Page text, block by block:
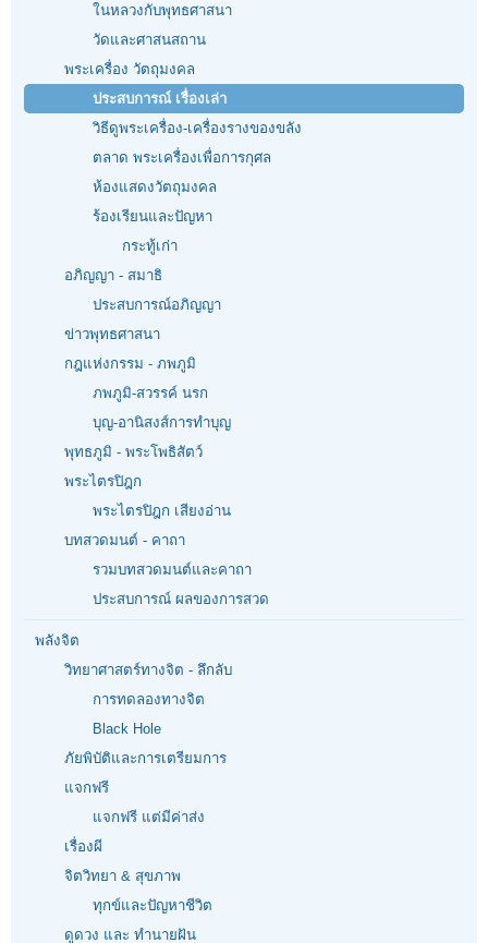
ในหลวงกับพุทธศาสนา
วัดและศาสนสถาน
พระเครื่อง วัตถุมงคล
ประสบการณ์ เรื่องเล่า
วิธีดูพระเครื่อง-เครื่องรางของขลัง
ตลาด พระเครื่องเพื่อการกุศล
ห้องแสดงวัตถุมงคล
ร้องเรียนและปัญหา
กระทู้เก่า
อภิญญา - สมาธิ
ประสบการณ์อภิญญา
ข่าวพุทธศาสนา
กฎแห่งกรรม - ภพภูมิ
ภพภูมิ-สวรรค์ นรก
บุญ-อานิสงส์การทำบุญ
พุทธภูมิ - พระโพธิสัตว์
พระไตรปิฎก
พระไตรปิฎก เสียงอ่าน
บทสวดมนต์ - คาถา
รวมบทสวดมนต์และคาถา
ประสบการณ์ ผลของการสวด
พลังจิต
วิทยาศาสตร์ทางจิต - ลึกลับ
การทดลองทางจิต
Black Hole
ภัยพิบัติและการเตรียมการ
แจกฟรี
แจกฟรี แต่มีค่าส่ง
เรื่องผี
จิตวิทยา & สุขภาพ
ทุกข์และปัญหาชีวิต
ดูดวง และ ทำนายฝัน